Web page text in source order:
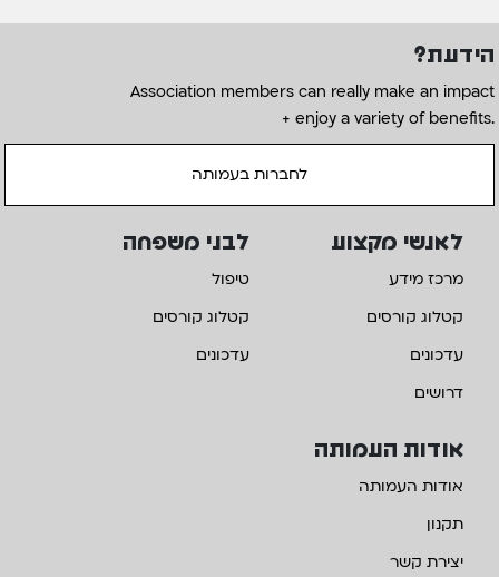
הידעת?
Association members can really make an impact
+ enjoy a variety of benefits.
לחברות בעמותה
אודות העמותה
אודות העמותה
תקנון
יצירת קשר
לאנשי מקצוע
מרכז מידע
קטלוג קורסים
עדכונים
דרושים
לבני משפחה
טיפול
קטלוג קורסים
עדכונים